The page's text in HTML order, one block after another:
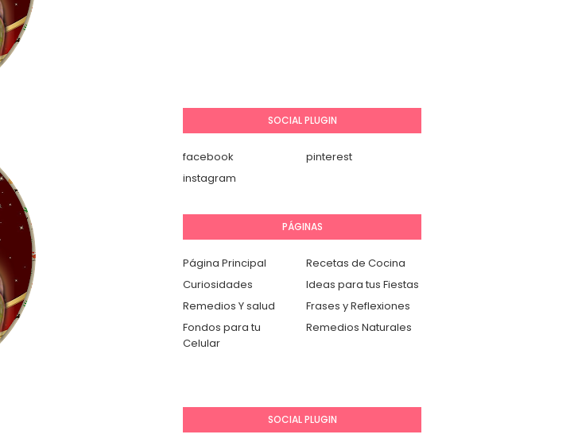
SOCIAL PLUGIN
facebook
pinterest
instagram
PÁGINAS
Página Principal
Recetas de Cocina
Curiosidades
Ideas para tus Fiestas
Remedios Y salud
Frases y Reflexiones
Fondos para tu
Celular
Remedios Naturales
SOCIAL PLUGIN